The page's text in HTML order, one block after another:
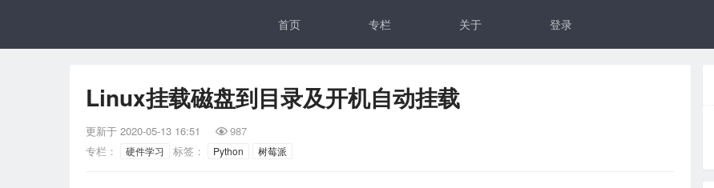
首页 专栏 关于 登录
Linux挂载磁盘到目录及开机自动挂载
更新于 2020-05-13 16:51  987
专栏：
硬件学习 标签： Python 树莓派